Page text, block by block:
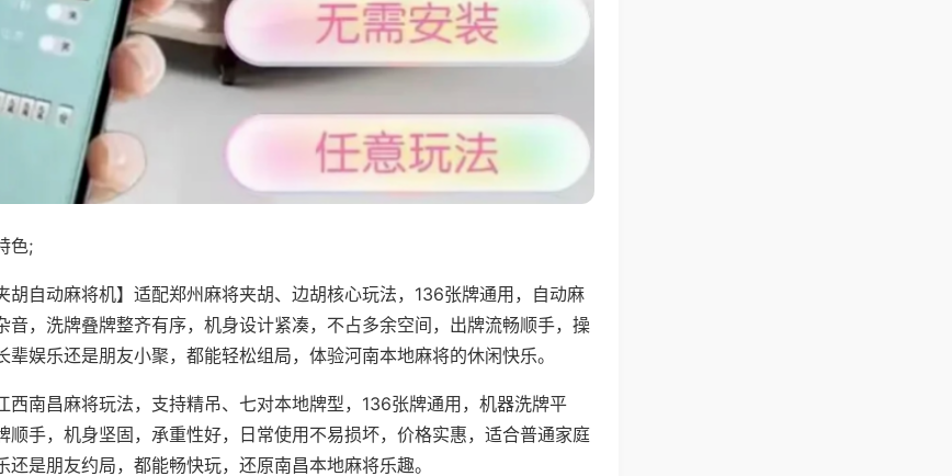
色;
胡自动麻将机】适配郑州麻将夹胡、边胡核心玩法，136张牌通用，自动麻
音，洗牌叠牌整齐有序，机身设计紧凑，不占多余空间，出牌流畅顺手，操
辈娱乐还是朋友小聚，都能轻松组局，体验河南本地麻将的休闲快乐。
西南昌麻将玩法，支持精吊、七对本地牌型，136张牌通用，机器洗牌平
顺手，机身坚固，承重性好，日常使用不易损坏，价格实惠，适合普通家庭
还是朋友约局，都能畅快玩，还原南昌本地麻将乐趣。